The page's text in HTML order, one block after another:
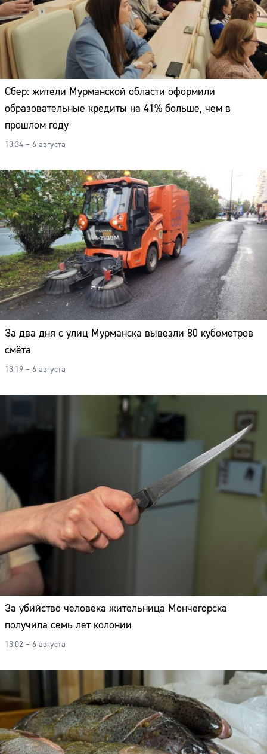
Сбер: жители Мурманской области оформили
образовательные кредиты на 41% больше, чем в
прошлом году
13:34 – 6 августа
За два дня с улиц Мурманска вывезли 80 кубометров
смёта
13:19 – 6 августа
За убийство человека жительница Мончегорска
получила семь лет колонии
13:02 – 6 августа
Адрес:
Телефон: